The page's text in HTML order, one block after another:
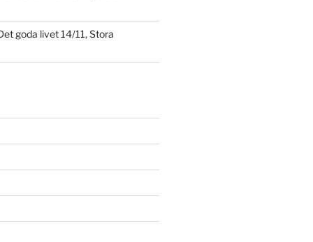
goda livet 14/11, Stora